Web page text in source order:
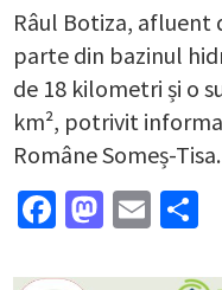
Râul Botiza, afluent
parte din bazinul
de 18 kilometri și o
km², potrivit
Române Someș-Tisa.
Facebook
Email